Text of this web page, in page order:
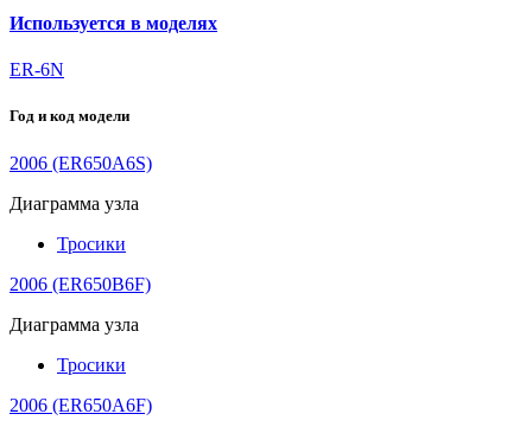
Используется в моделях
ER-6N
Год и код модели
2006 (ER650A6S)
Диаграмма узла
Тросики
2006 (ER650B6F)
Диаграмма узла
Тросики
2006 (ER650A6F)